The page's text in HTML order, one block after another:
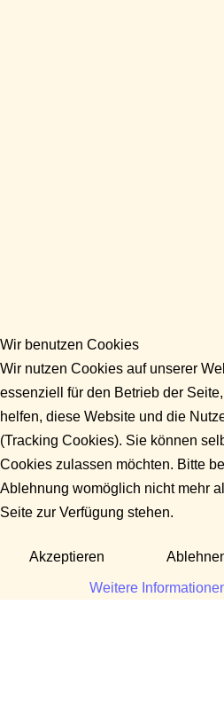
Wir benutzen Cookies
Wir nutzen Cookies auf unserer
essenziell für den Betrieb der
helfen, diese Website und die
(Tracking Cookies). Sie können
Cookies zulassen möchten. Bitte
Ablehnung womöglich nicht mehr
Seite zur Verfügung stehen.
Akzeptieren
Weitere